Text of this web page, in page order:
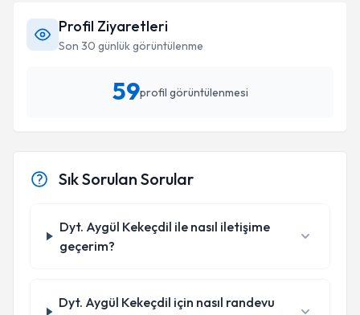
Profil Ziyaretleri
Son 30 günlük görüntülenme
59profil görüntülenmesi
Sık Sorulan Sorular
Dyt. Aygül Kekeçdil ile nasıl iletişime
geçerim?
Dyt. Aygül Kekeçdil için nasıl randevu